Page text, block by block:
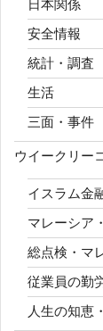
日本関係
安全情報
統計・調査
生活
三面・事件
ウイークリー
イスラム金
マレーシア
総点検・マ
従業員の勤
人生の知恵